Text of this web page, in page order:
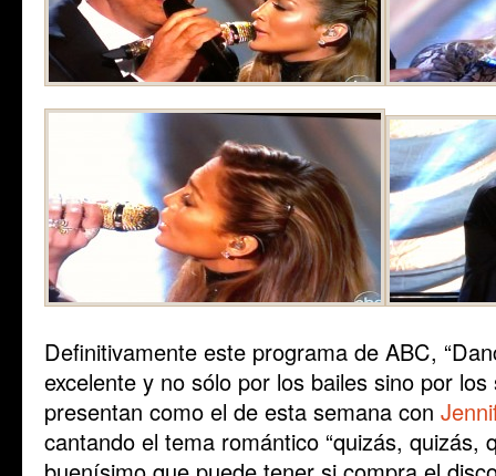
Definitivamente este programa de ABC,
excelente y no sólo por los bailes sino por
presentan como el de esta semana con
cantando el tema romántico “quizás, quizás,